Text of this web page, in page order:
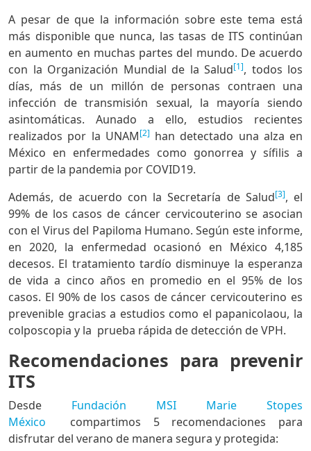
A pesar de que la información sobre este tema está
más disponible que nunca, las tasas de ITS continúan
en aumento en muchas partes del mundo. De acuerdo
con la Organización Mundial de la Salud[1], todos los
días, más de un millón de personas contraen una
infección de transmisión sexual, la mayoría siendo
asintomáticas. Aunado a ello, estudios recientes
realizados por la UNAM[2] han detectado una alza en
México en enfermedades como gonorrea y sífilis a
partir de la pandemia por COVID19.
Además, de acuerdo con la Secretaría de Salud[3], el
99% de los casos de cáncer cervicouterino se asocian
con el Virus del Papiloma Humano. Según este informe,
en 2020, la enfermedad ocasionó en México 4,185
decesos. El tratamiento tardío disminuye la esperanza
de vida a cinco años en promedio en el 95% de los
casos. El 90% de los casos de cáncer cervicouterino es
prevenible gracias a estudios como el papanicolaou, la
colposcopia y la prueba rápida de detección de VPH.
Recomendaciones para prevenir
ITS
Desde Fundación MSI Marie Stopes
México
compartimos 5 recomendaciones para
disfrutar del verano de manera segura y protegida: